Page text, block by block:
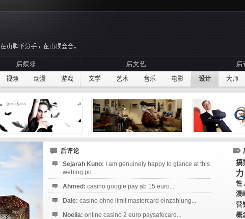
视频 动漫 游戏 文学 艺术 音乐 电影 设计 大师
后评论
Sejarah Kuno:
I am genuinely happy to glance at this
weblog po...
Ahmed: casino google pay ab 15 euro...
Dale: casino ohne limit mastercard einzahlung...
Noelia: online casino 2 euro paysafecard...
搞
力
性
漫
营
概